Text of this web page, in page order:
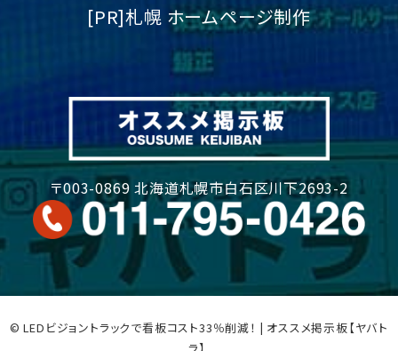
[PR]札幌 ホームページ制作
〒003-0869 北海道札幌市白石区川下2693-2
© LEDビジョントラックで看板コスト33％削減！ | オススメ掲示板【ヤバト